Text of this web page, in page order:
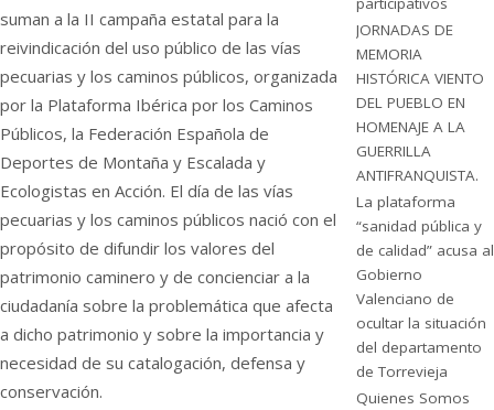
suman a la II campaña estatal para la
reivindicación del uso público de las vías
pecuarias y los caminos públicos, organizada
por la Plataforma Ibérica por los Caminos
Públicos, la Federación Española de
Deportes de Montaña y Escalada y
Ecologistas en Acción. El día de las vías
pecuarias y los caminos públicos nació con el
propósito de difundir los valores del
patrimonio caminero y de concienciar a la
ciudadanía sobre la problemática que afecta
a dicho patrimonio y sobre la importancia y
necesidad de su catalogación, defensa y
conservación.
JORNADAS DE
MEMORIA
HISTÓRICA VIENTO
DEL PUEBLO EN
HOMENAJE A LA
GUERRILLA
ANTIFRANQUISTA.
La plataforma
“sanidad pública y
de calidad” acusa al
Gobierno
Valenciano de
ocultar la situación
del departamento
de Torrevieja
Quienes Somos